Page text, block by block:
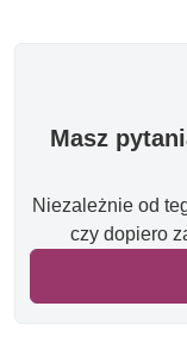
Masz
Niezależnie od
czy dopiero